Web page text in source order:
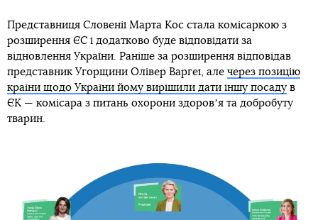
Представниця Словенії Марта Кос стала комісаркою з
розширення ЄС і додатково буде відповідати за
відновлення України. Раніше за розширення відповідав
представник Угорщини Олівер Варгеї, але через позицію
країни щодо України йому вирішили дати іншу посаду в
ЄК — комісара з питань охорони здоровʼя та добробуту
тварин.